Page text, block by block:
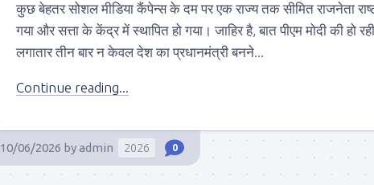
कुछ बेहतर सोशल मीडिया कैंपेन्स के दम पर एक राज्य तक सीमित राजनेता
गया और सत्ता के केंद्र में स्थापित हो गया। जाहिर है, बात पीएम मोदी की हो
लगातार तीन बार न केवल देश का प्रधानमंत्री बनने...
Continue reading...
10/06/2026 byadmin 2026 0